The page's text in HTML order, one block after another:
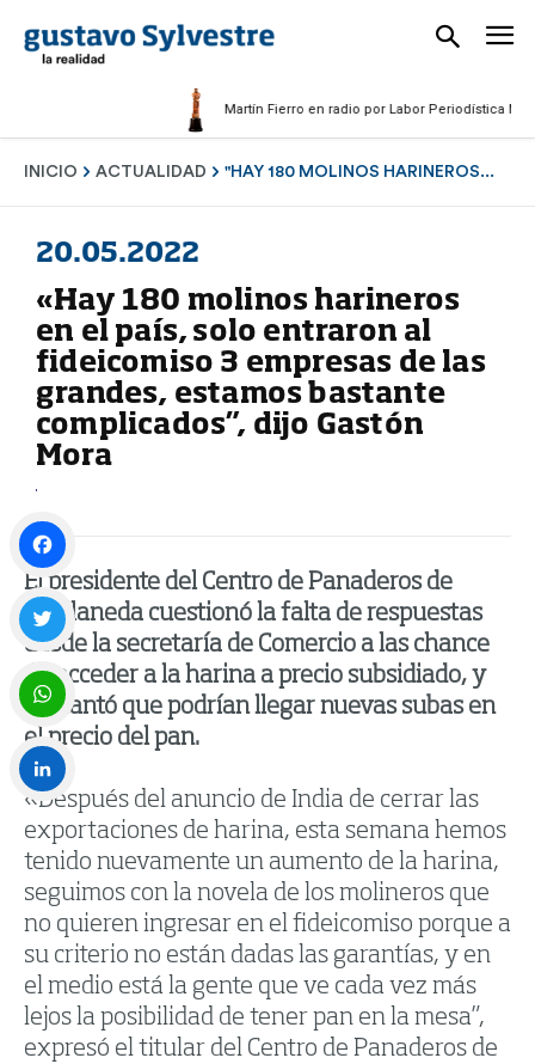
Martín Fierro en radio por Labor Periodística
INICIO ACTUALIDAD "HAY 180 MOLINOS HARINEROS...
20.05.2022
«Hay 180 molinos harineros
en el país, solo entraron al
fideicomiso 3 empresas de las
grandes, estamos bastante
complicados”, dijo Gastón
Mora
El presidente del Centro de Panaderos de
Avellaneda cuestionó la falta de respuestas
desde la secretaría de Comercio a las chance
de acceder a la harina a precio subsidiado, y
adelantó que podrían llegar nuevas subas en
el precio del pan.
«Después del anuncio de India de cerrar las
exportaciones de harina, esta semana hemos
tenido nuevamente un aumento de la harina,
seguimos con la novela de los molineros que
no quieren ingresar en el fideicomiso porque a
su criterio no están dadas las garantías, y en
el medio está la gente que ve cada vez más
lejos la posibilidad de tener pan en la mesa”,
expresó el titular del Centro de Panaderos de
Facebook
Twitter
WhatsApp